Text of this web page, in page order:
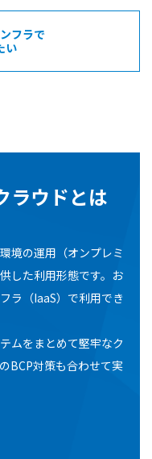
フラで
い
ラウドとは
境の運用（オンプレミ
した利用形態です。お
ラ（IaaS）で利用でき
ムをまとめて堅牢なク
BCP対策も合わせて実